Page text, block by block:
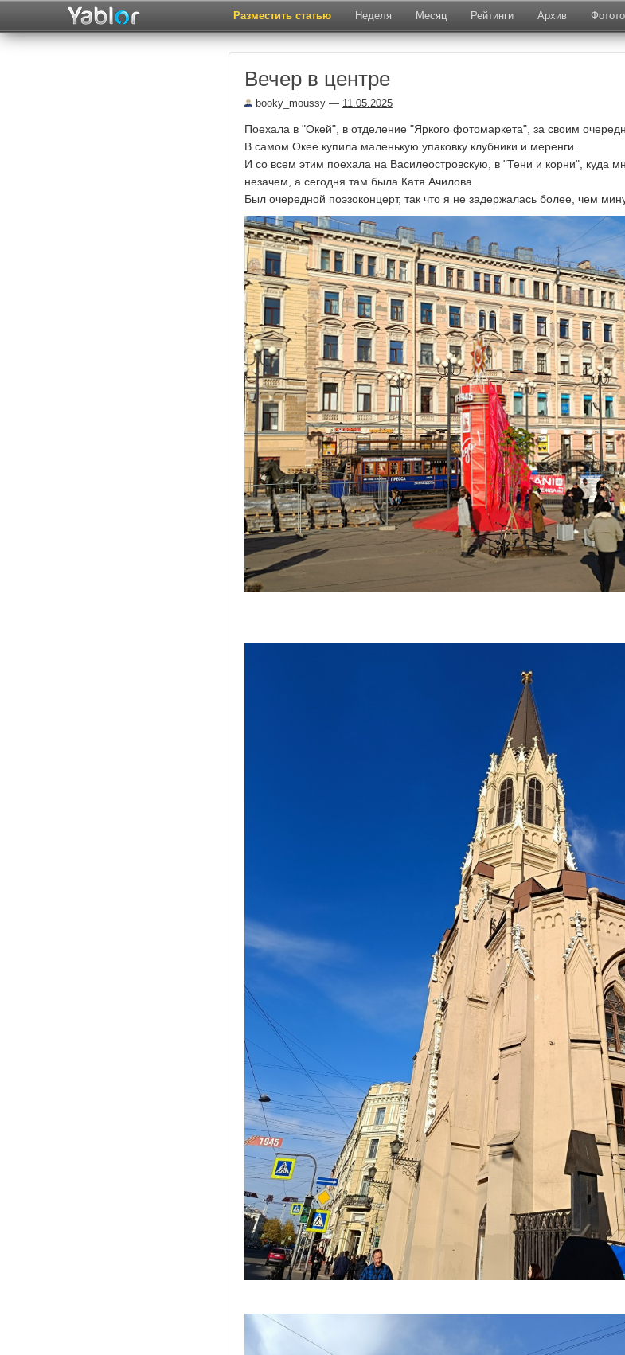
Разместить статью Неделя Месяц Рейтинги Архив
Вечер в центре
booky_moussy — 11.05.2025
Поехала в "Окей", в отделение "Яркого фотомаркета", за своим
В самом Окее купила маленькую упаковку клубники и меренги.
И со всем этим поехала на Василеостровскую, в "Тени и корни", куда
незачем, а сегодня там была Катя Ачилова.
Был очередной поэзоконцерт, так что я не задержалась более, чем